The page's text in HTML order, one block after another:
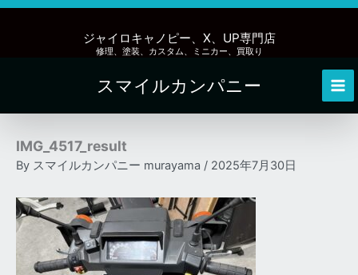
内
ッ
ジャイロキャノピー、X、UP専門店
修理、塗装、カスタム、ミニカー、買取り
スマイルカンパニー
IMG_4517_result
By スマイルカンパニー murayama / 2025年7月30日